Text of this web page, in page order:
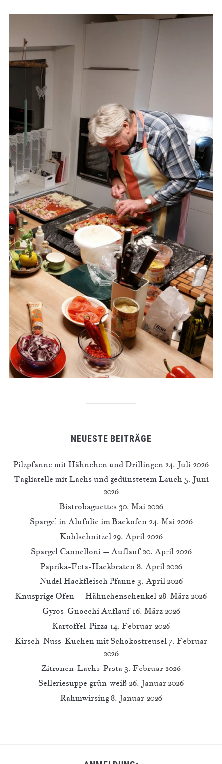
NEUESTE BEITRÄGE
Pilzpfanne mit Hähnchen und Drillingen 24. Juli 2026
Tagliatelle mit Lachs und gedünstetem Lauch 5. Juni
2026
Bistrobaguettes 30. Mai 2026
Spargel in Alufolie im Backofen 24. Mai 2026
Kohlschnitzel 29. April 2026
Spargel Cannelloni – Auflauf 20. April 2026
Paprika-Feta-Hackbraten 8. April 2026
Nudel Hackfleisch Pfanne 3. April 2026
Knusprige Ofen – Hähnchenschenkel 28. März 2026
Gyros-Gnocchi Auflauf 16. März 2026
Kartoffel-Pizza 14. Februar 2026
Kirsch-Nuss-Kuchen mit Schokostreusel 7. Februar
2026
Zitronen-Lachs-Pasta 3. Februar 2026
Selleriesuppe grün-weiß 26. Januar 2026
Rahmwirsing 8. Januar 2026